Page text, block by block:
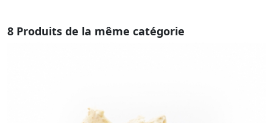
8 Produits de la même catégorie